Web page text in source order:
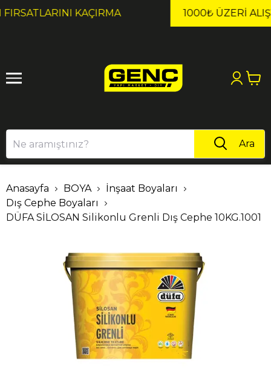
1000₺ ÜZERI ALIŞVERIŞLERDE KARGO ÜCRETSİZ!
Ara
Anasayfa BOYA
İnşaat Boyaları
Dış Cephe Boyaları
DÜFA SİLOSAN Silikonlu Grenli Dış Cephe 10KG.1001